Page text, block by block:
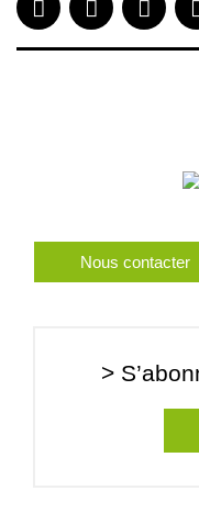
Nous contacter
>